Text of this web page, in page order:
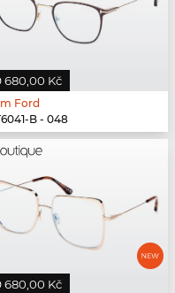
680,00 Kč
Ford
B - 048
680,00 Kč